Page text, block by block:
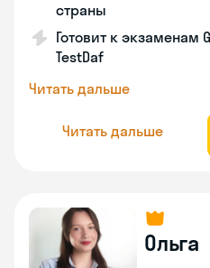
страны
Готовит к экзаменам
TestDaf
Читать дальше
Читать дальше
Ольга